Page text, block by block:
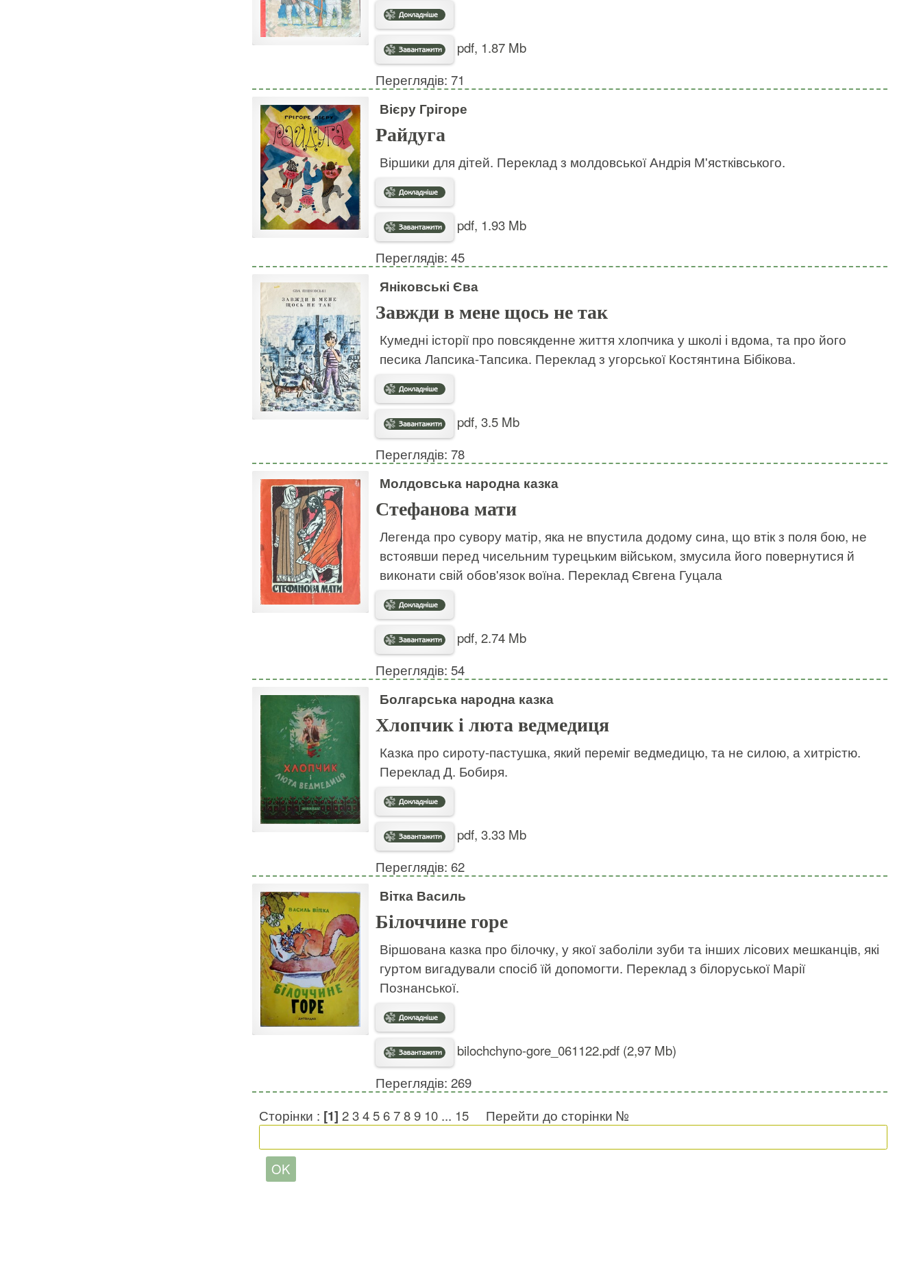
pdf, 1.87 Mb
Переглядів: 71
Вієру Грігоре
Райдуга
Віршики для дітей. Переклад з молдовської Андрія М'ястківського.
pdf, 1.93 Mb
Переглядів: 45
Яніковські Єва
Завжди в мене щось не так
Кумедні історії про повсякденне життя хлопчика у школі і вдома, та про його
песика Лапсика-Тапсика. Переклад з угорської Костянтина Бібікова.
pdf, 3.5 Mb
Переглядів: 78
Молдовська народна казка
Стефанова мати
Легенда про сувору матір, яка не впустила додому сина, що втік з поля бою, не
встоявши перед чисельним турецьким військом, змусила його повернутися й
виконати свій обов'язок воїна. Переклад Євгена Гуцала
pdf, 2.74 Mb
Переглядів: 54
Болгарська народна казка
Хлопчик і люта ведмедиця
Казка про сироту-пастушка, який переміг ведмедицю, та не силою, а хитрістю.
Переклад Д. Бобиря.
pdf, 3.33 Mb
Переглядів: 62
Вітка Василь
Білоччине горе
Віршована казка про білочку, у якої заболіли зуби та інших лісових мешканців, які
гуртом вигадували спосіб їй допомогти. Переклад з білоруської Марії
Познанської.
bilochchyno-gore_061122.pdf (2,97 Mb)
Переглядів: 269
Сторінки : [1] 2 3 4 5 6 7 8 9 10... 15 Перейти до сторінки №